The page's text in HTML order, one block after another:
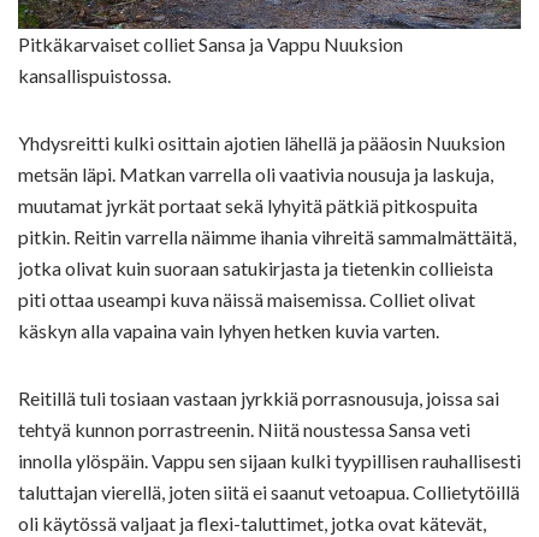
Pitkäkarvaiset colliet Sansa ja Vappu Nuuksion
kansallispuistossa.
Yhdysreitti kulki osittain ajotien lähellä ja pääosin Nuuksion
metsän läpi. Matkan varrella oli vaativia nousuja ja laskuja,
muutamat jyrkät portaat sekä lyhyitä pätkiä pitkospuita
pitkin. Reitin varrella näimme ihania vihreitä sammalmättäitä,
jotka olivat kuin suoraan satukirjasta ja tietenkin collieista
piti ottaa useampi kuva näissä maisemissa. Colliet olivat
käskyn alla vapaina vain lyhyen hetken kuvia varten.
Reitillä tuli tosiaan vastaan jyrkkiä porrasnousuja, joissa sai
tehtyä kunnon porrastreenin. Niitä noustessa Sansa veti
innolla ylöspäin. Vappu sen sijaan kulki tyypillisen rauhallisesti
taluttajan vierellä, joten siitä ei saanut vetoapua. Collietytöillä
oli käytössä valjaat ja flexi-taluttimet, jotka ovat kätevät,